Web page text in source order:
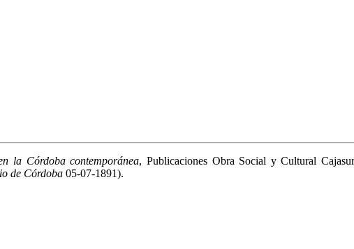
la Córdoba contemporánea, Publicaciones Obra Social y Cultural
de Córdoba 05-07-1891).